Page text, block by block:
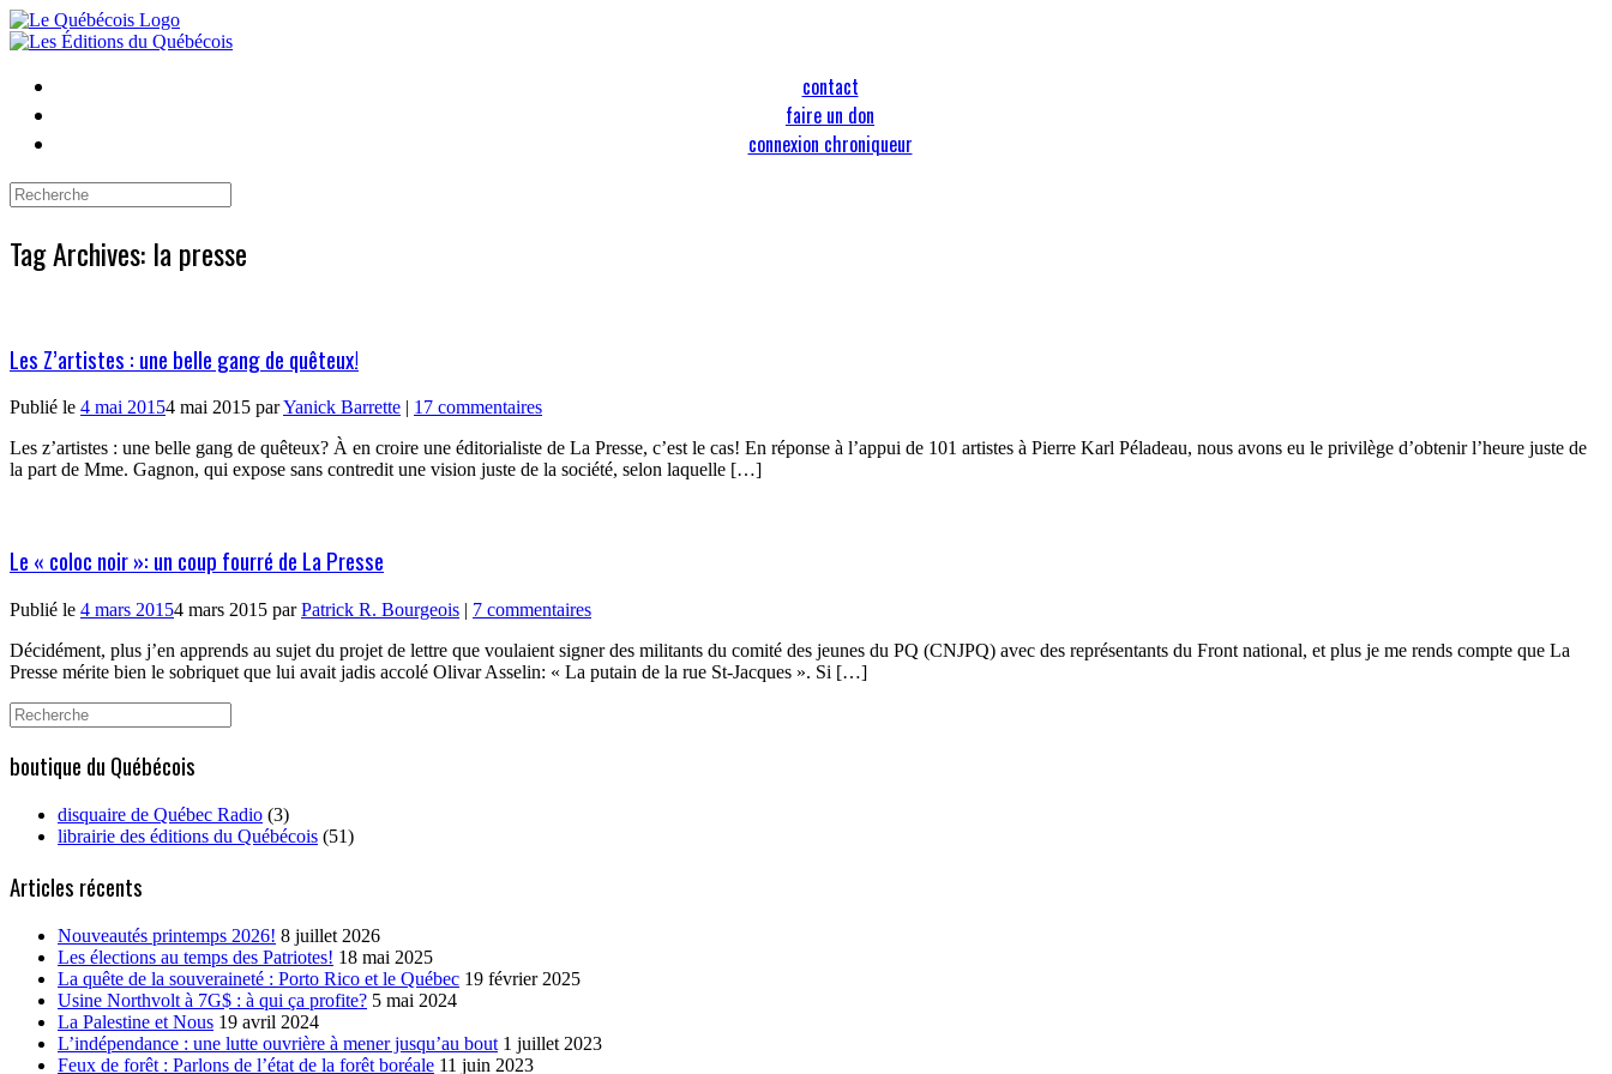
Skip
to
contact
faire un don
connexion chroniqueur
Search
Tag Archives: la presse
Les Z’artistes : une belle gang de quêteux!
Publié le 4 mai 20154 mai 2015 parYanick Barrette | 17 commentaires
Les z’artistes : une belle gang de quêteux? À en croire une éditorialiste de La Presse, c’est le cas! En réponse à l’appui de 101 artistes à Pierre Karl Péladeau, nous avons eu le privilège d’obtenir l’heure juste de
la part de Mme. Gagnon, qui expose sans contredit une vision juste de la société, selon laquelle […]
Le « coloc noir »: un coup fourré de La Presse
Publié le 4 mars 20154 mars 2015 parPatrick R. Bourgeois | 7 commentaires
Décidément, plus j’en apprends au sujet du projet de lettre que voulaient signer des militants du comité des jeunes du PQ (CNJPQ) avec des représentants du Front national, et plus je me rends compte que La
Presse mérite bien le sobriquet que lui avait jadis accolé Olivar Asselin: « La putain de la rue St-Jacques ». Si […]
Search
for:
boutique du Québécois
disquaire de Québec Radio (3)
librairie des éditions du Québécois (51)
Articles récents
Nouveautés printemps 2026! 8 juillet 2026
Les élections au temps des Patriotes! 18 mai 2025
La quête de la souveraineté : Porto Rico et le Québec 19 février 2025
Usine Northvolt à 7G$ : à qui ça profite? 5 mai 2024
La Palestine et Nous 19 avril 2024
L’indépendance : une lutte ouvrière à mener jusqu’au bout 1 juillet 2023
Feux de forêt : Parlons de l’état de la forêt boréale 11 juin 2023